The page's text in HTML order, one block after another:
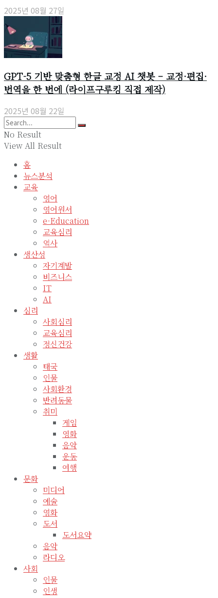
2025년 08월 27일
GPT-5 기반 맞춤형 한글 교정 AI 챗봇 – 교정·편집·
번역을 한 번에 (라이프구루킹 직접 제작)
2025년 08월 22일
No Result
View All Result
홈
뉴스분석
교육
영어
영어원서
e-Education
교육심리
역사
생산성
자기계발
비즈니스
IT
AI
심리
사회심리
교육심리
정신건강
생활
태국
인물
사회환경
반려동물
취미
게임
영화
음악
운동
여행
문화
미디어
예술
영화
도서
도서요약
음악
라디오
사회
인물
인생